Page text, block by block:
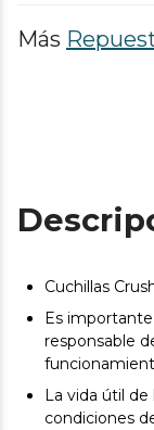
Más
Cuchillas
Es
responsable
La vida útil
condiciones